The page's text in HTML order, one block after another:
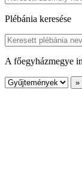
Plébánia keresése
A főegyházmegye